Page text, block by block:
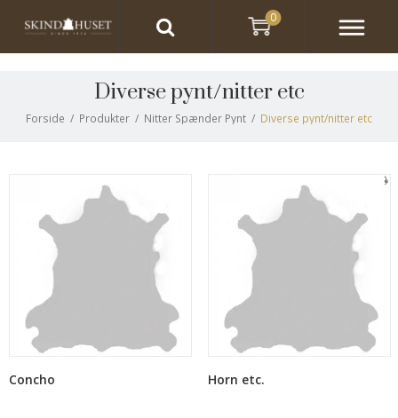
Diverse pynt/nitter etc
Forside / Produkter / Nitter Spænder Pynt / Diverse pynt/nitter etc
Concho Horn etc.
0